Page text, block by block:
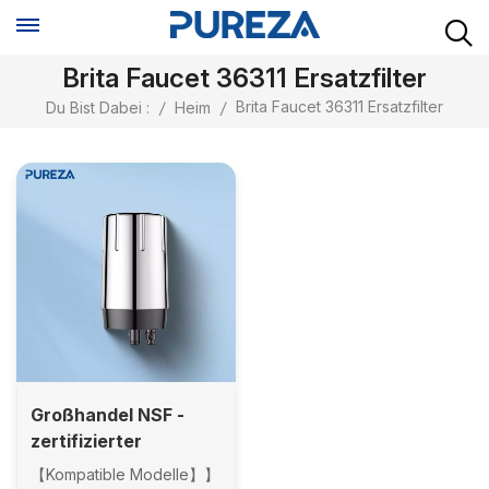
Brita Faucet 36311 Ersatzfilter
Du Bist Dabei : / Heim / Brita Faucet 36311 Ersatzfilter
Großhandel NSF -
zertifizierter
Wasserhahn -
【Kompatible Modelle】】